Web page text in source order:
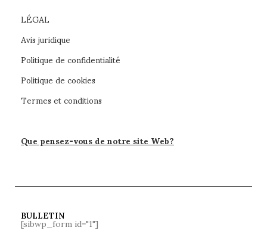
LÉGAL
Avis juridique
Politique de confidentialité
Politique de cookies
Termes et conditions
Que pensez-vous de notre site Web?
BULLETIN
[sibwp_form id="1"]